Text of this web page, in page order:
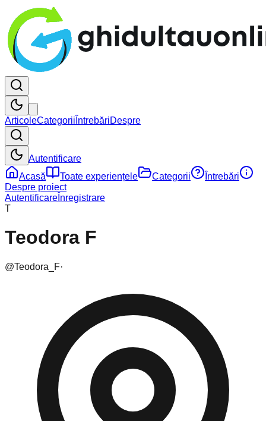
ArticoleCategorii ÎntrebăriDespre
Autentificare
Acasă
Toate experiențele Categorii
Întrebări
Despre proiect
Autentificare Înregistrare
T
Teodora F
@Teodora_F·